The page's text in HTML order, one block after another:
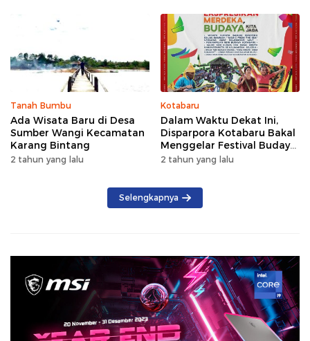
Tanah Bumbu
Ada Wisata Baru di Desa
Sumber Wangi Kecamatan
Karang Bintang
2 tahun yang lalu
Kotabaru
Dalam Waktu Dekat Ini,
Disparpora Kotabaru Bakal
Menggelar Festival Budaya
Saijaan 2024
2 tahun yang lalu
Selengkapnya